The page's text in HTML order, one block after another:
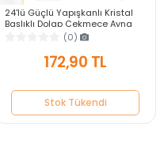
24'lü Güçlü Yapışkanlı Kristal
Başlıklı Dolap Çekmece Ayna
Klozet Kapağı Tutma Kulpu
(0)
172,90 TL
Stok Tükendi